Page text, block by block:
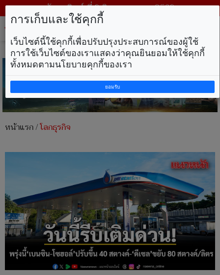
วันอาทิตย์ ที่ 9 สิงหาคม พ.ศ. 2569
หน้าแรก/โลกธุรกิจ
การเก็บและใช้คุกกี้
เว็บไซต์นี้ใช้คุกกี้เพื่อปรับปรุงประสบการณ์ของผู้ใช้
การใช้เว็บไซต์ของเราแสดงว่าคุณยินยอมให้ใช้คุกกี้
ทั้งหมดตามนโยบายคุกกี้ของเรา
ยอมรับ